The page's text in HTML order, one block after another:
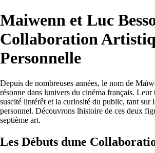
Maiwenn et Luc
Collaboration
Personnelle
Depuis de nombreuses années, le nom de
résonne dans lunivers du cinéma français. Leur
suscité lintérêt et la curiosité du public, tant sur
personnel. Découvrons lhistoire de ces deux
septième art.
Les Débuts dune